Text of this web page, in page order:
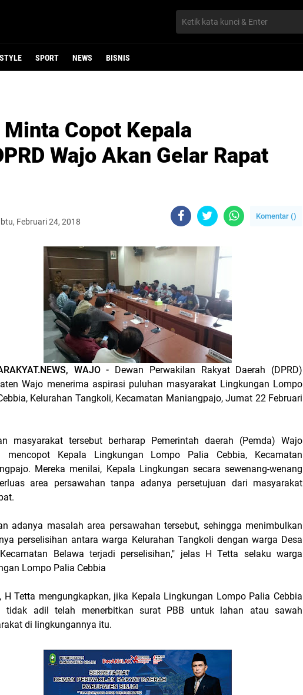
SPORT NEWS BISNIS
Copot Kepala
Wajo Akan Gelar Rapat
Februari 24, 2018
Komentar ()
WAJO- Dewan Perwakilan Rakyat Daerah (DPRD)
Wajo menerima aspirasi puluhan masyarakat Lingkungan Lompo
Kelurahan Tangkoli, Kecamatan Maniangpajo, Jumat 22 Februari
masyarakat tersebut berharap Pemerintah daerah (Pemda) Wajo
mencopot Kepala Lingkungan Lompo Palia Cebbia, Kecamatan
Mereka menilai, Kepala Lingkungan secara sewenang-wenang
area persawahan tanpa adanya persetujuan dari masyarakat
adanya masalah area persawahan tersebut, sehingga menimbulkan
perselisihan antara warga Kelurahan Tangkoli dengan warga Desa
Belawa terjadi perselisihan," jelas H Tetta selaku warga
Lompo Palia Cebbia
H Tetta mengungkapkan, jika Kepala Lingkungan Lompo Palia Cebbia
tidak adil telah menerbitkan surat PBB untuk lahan atau sawah
di lingkungannya itu.